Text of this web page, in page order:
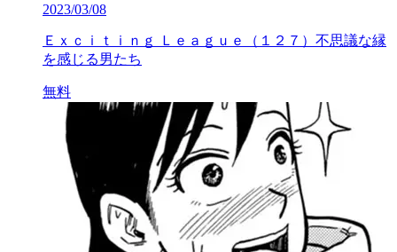
2023/03/08
Ｅｘｃｉｔｉｎｇ Ｌｅａｇｕｅ（１２７）不思議な縁
を感じる男たち
無料